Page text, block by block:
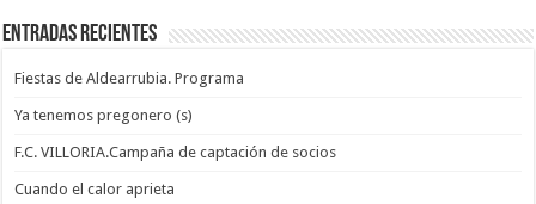
Entradas recientes
Fiestas de Aldearrubia. Programa
Ya tenemos pregonero (s)
F.C. VILLORIA.Campaña de captación de socios
Cuando el calor aprieta